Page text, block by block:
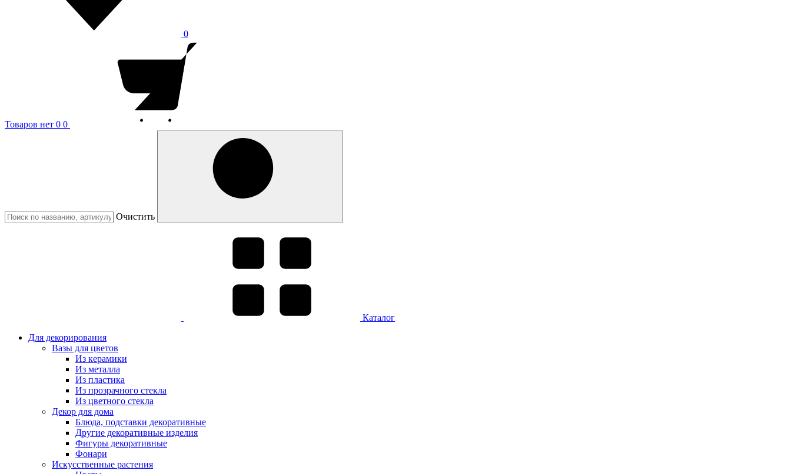
0
Товаров нет 0 0
Очистить
Каталог
Для декорирования
Вазы для цветов
Из керамики
Из металла
Из пластика
Из прозрачного стекла
Из цветного стекла
Декор для дома
Блюда, подставки декоративные
Другие декоративные изделия
Фигуры декоративные
Фонари
Искусственные растения